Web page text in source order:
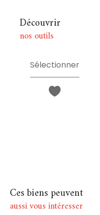
découvrir
nos outils
Sélectionner
Ces biens peuvent
aussi vous intéresser